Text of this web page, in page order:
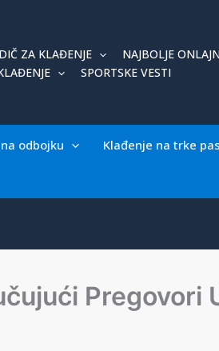
ZA KLAĐENJE NAJBOLJE
SPORTSKE VESTI
odbojku Klađenje na trke
Pregovori